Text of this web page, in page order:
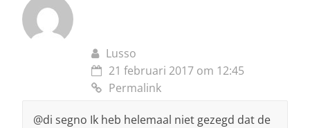
Lusso
21 februari 2017 om 12:45
Permalink
@di segno Ik heb helemaal niet gezegd dat de